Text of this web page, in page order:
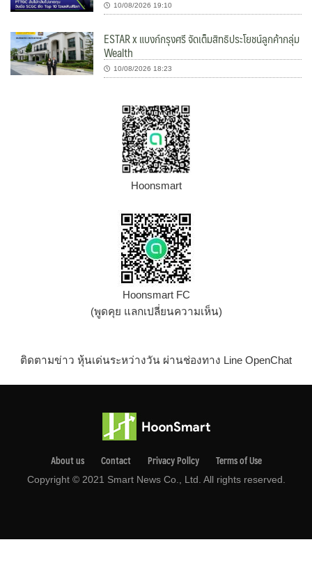
10/08/2026 19:10
ESTAR x แบงก์กรุงศรี จัดเต็มสิทธิประโยชน์ลูกค้ากลุ่ม
Wealth
10/08/2026 18:23
Hoonsmart
Hoonsmart FC
(พูดคุย แลกเปลี่ยนความเห็น)
ติดตามข่าว หุ้นเด่นระหว่างวัน ผ่านช่องทาง Line OpenChat
About us Contact Privacy Pollcy Terms of Use
Copyright © 2021 Smart News Co., Ltd. All rights reserved.